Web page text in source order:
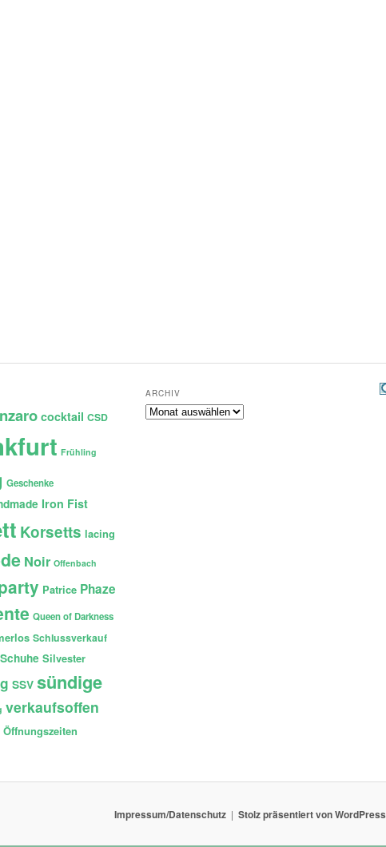
cocktail CSD
Frühling
Geschenke
Iron Fist
Korsetts lacing
Noir Offenbach
Patrice Phaze
Queen of Darkness
Schlussverkauf
Schuhe Silvester
SSV sündige
verkaufsoffen
Öffnungszeiten
ARCHIV
Archiv
Impressum/Datenschutz Stolz präsentiert von WordPress